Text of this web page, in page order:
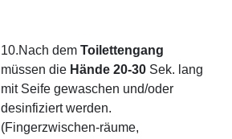
10.Nach dem Toilettengang
müssen die Hände 20-30 Sek. lang
mit Seife gewaschen und/oder
desinfiziert werden.
(Fingerzwischen-räume,